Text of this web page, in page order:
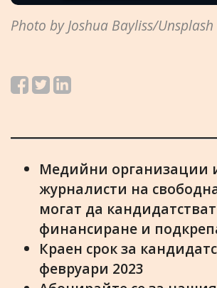
Photo by Joshua Bayliss/Unsplash
Медийни организации
журналисти на
могат да
финансиране и
Краен срок за
февруари 2023